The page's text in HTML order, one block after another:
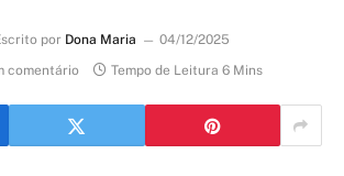
por Dona Maria
04/12/2025
comentário
Tempo de Leitura 6 Mins